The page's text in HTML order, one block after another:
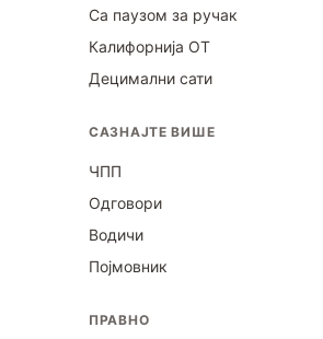
Са паузом за ручак
Калифорнија ОТ
Децимални сати
САЗНАЈТЕ ВИШЕ
ЧПП
Одговори
Водичи
Појмовник
ПРАВНО